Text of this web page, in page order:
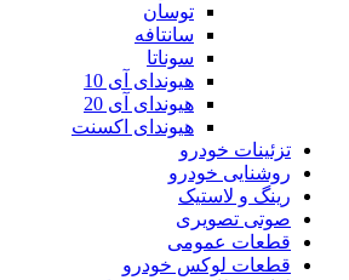
توسان
سانتافه
سوناتا
هیوندای آی 10
هیوندای آی 20
هیوندای اکسنت
تزئینات خودرو
روشنایی خودرو
رینگ و لاستیک
صوتی تصویری
قطعات عمومی
قطعات لوکس خودرو